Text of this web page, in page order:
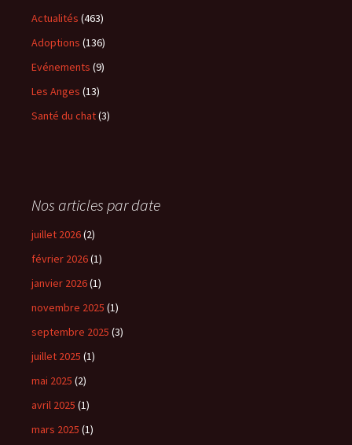
Actualités (463)
Adoptions (136)
Evénements (9)
Les Anges (13)
Santé du chat(3)
Nos articles par date
juillet 2026(2)
février 2026(1)
janvier 2026(1)
novembre 2025 (1)
septembre 2025 (3)
juillet 2025 (1)
mai 2025 (2)
avril 2025 (1)
mars 2025 (1)